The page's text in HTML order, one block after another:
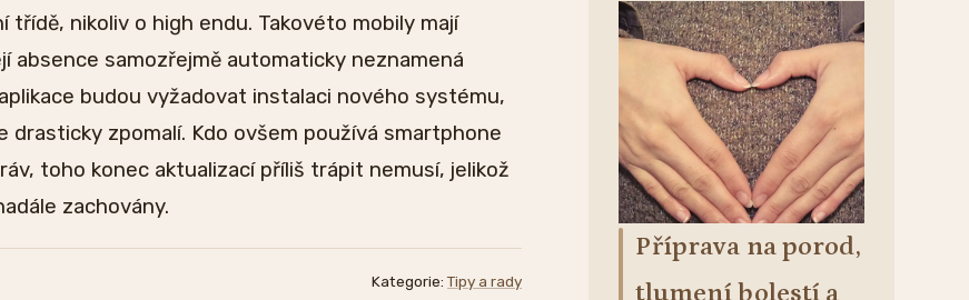
nikoliv o high endu. Takovéto mobily mají
samozřejmě automaticky neznamená
budou vyžadovat instalaci nového systému,
zpomalí. Kdo ovšem používá smartphone
toho konec aktualizací příliš trápit nemusí, jelikož
zachovány.
Kategorie: Tipy a rady
Příprava na porod,
tlumení bolestí a